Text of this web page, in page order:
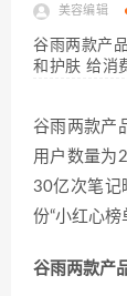
美容编辑
谷雨两款产
和护肤 给消
谷雨两款产
用户数量为
30亿次笔记
份“小红心榜
谷雨两款产